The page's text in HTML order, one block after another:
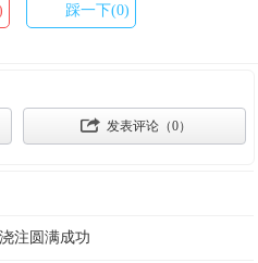
踩一下(0)
发表评论（0）
注圆满成功